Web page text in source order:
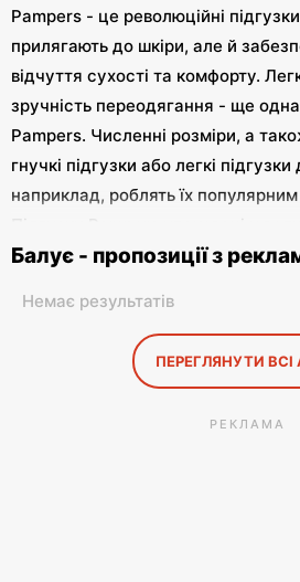
Pampers - це революційні
прилягають до шкіри, але й
відчуття сухості та комфорту.
зручність переодягання - ще одна
Pampers. Численні розміри, а
гнучкі підгузки або легкі підгузки
наприклад, роблять їх
за акціями в газетах аптек, таких
Балує - пропозиції з
Немає результатів
ПЕРЕГЛЯНУТИ ВСІ
РЕКЛАМА